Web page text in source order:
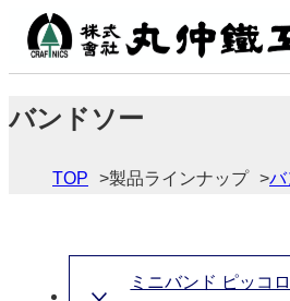
バンドソー
TOP 製品ラインナップ バ
ミニバンド ピッコ